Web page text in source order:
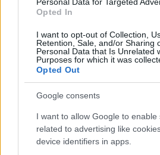
Opted In
I want to opt-out of Collection,
Retention, Sale, and/or Sharing
Personal Data that Is Unrelated
Purposes for which it was
Opted Out
Google consents
I want to allow Google to enable
related to advertising like
device identifiers in apps.
κάτι καινούριο. Αυτό το
του υπουργείου
στο οποίο αναφέρεται το
πως το γερμανικό
διαφωνεί με πάγωμα
ρύθμιση του ελληνικού
με πολλούς και
Μπορεί να γίνει με
ρυθμίσεις. Επομένως δεν